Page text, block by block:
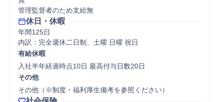
管理監督者のため支給無
休日・休暇
年間125日
内訳：完全週休二日制、土曜 日曜 祝日
有給休暇
入社半年経過時点10日 最高付与日数20日
その他
その他（※制度・福利厚生備考を参照ください）